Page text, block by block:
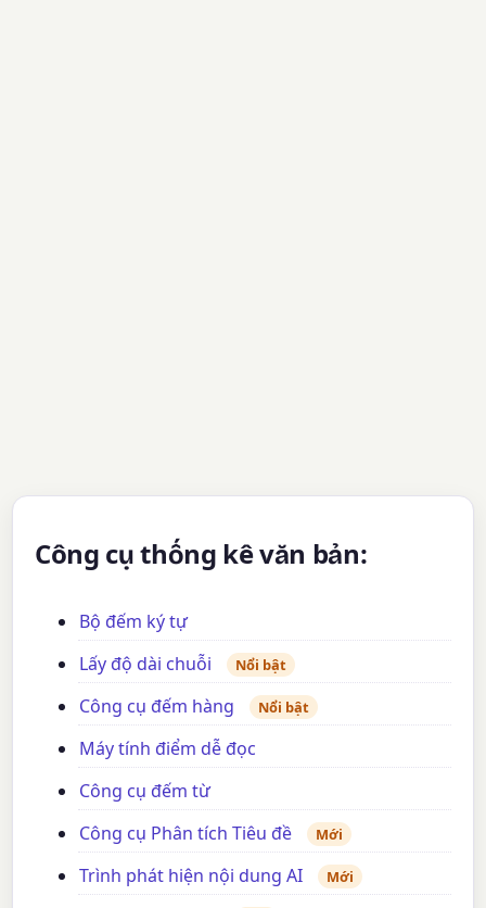
Công cụ thống kê văn bản:
Bộ đếm ký tự
Lấy độ dài chuỗi
Nổi bật
Công cụ đếm hàng Nổi bật
Máy tính điểm dễ đọc
Công cụ đếm từ
Công cụ Phân tích Tiêu đề
Mới
Trình phát hiện nội dung AI Mới